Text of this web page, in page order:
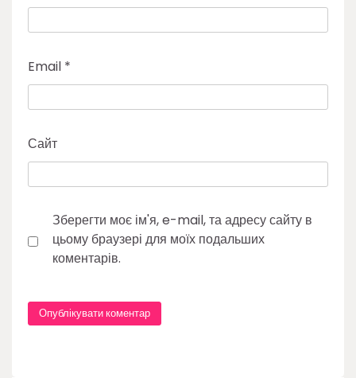
Email *
Сайт
Зберегти моє ім'я, e-mail, та адресу сайту в
цьому браузері для моїх подальших
коментарів.